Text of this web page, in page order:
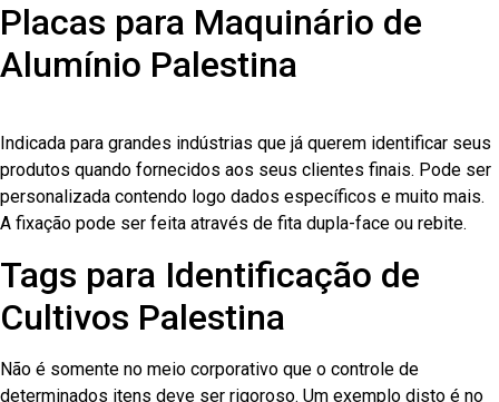
Placas para Maquinário de
Alumínio Palestina
Indicada para grandes indústrias que já querem identificar seus
produtos quando fornecidos aos seus clientes finais. Pode ser
personalizada contendo logo dados específicos e muito mais.
A fixação pode ser feita através de fita dupla-face ou rebite.
Tags para Identificação de
Cultivos Palestina
Não é somente no meio corporativo que o controle de
determinados itens deve ser rigoroso. Um exemplo disto é no